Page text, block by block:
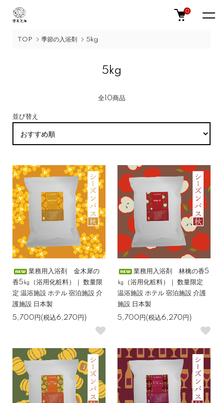
0
TOP 季節の入浴剤 5kg
5kg
全10商品
並び替え
業務用入浴剤 金木犀の
香5㎏（浴用化粧料）｜ 数量限
定 温浴施設 ホテル 宿泊施設 介
護施設 日本製
5,700円(税込6,270円)
業務用入浴剤 林檎の香5
㎏（浴用化粧料）｜ 数量限定
温浴施設 ホテル 宿泊施設 介護
施設 日本製
5,700円(税込6,270円)